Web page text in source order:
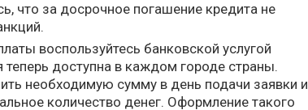
что за досрочное погашение кредита не
воспользуйтесь банковской услугой
теперь доступна в каждом городе страны.
необходимую сумму в день подачи заявки и
количество денег. Оформление такого